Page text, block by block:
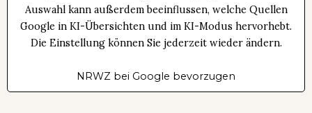
Auswahl kann außerdem beeinflussen, welche Quellen
Google in KI-Übersichten und im KI-Modus hervorhebt.
Die Einstellung können Sie jederzeit wieder ändern.
NRWZ bei Google bevorzugen